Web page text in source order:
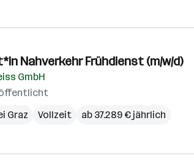
Nahverkehr Frühdienst (m/w/d)
GmbH
Graz
Vollzeit ab 37.289 € jährlich